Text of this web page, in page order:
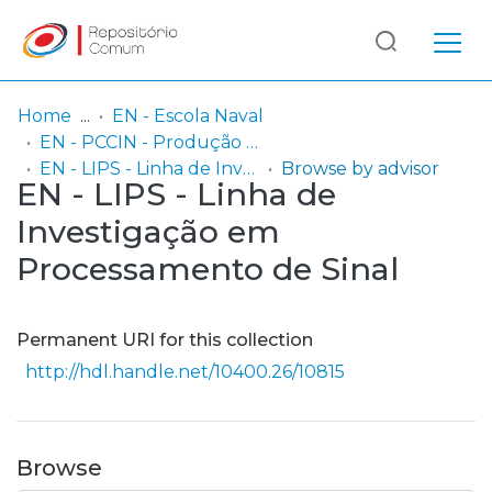
Communities
& Collections
Browse repository
Log
In
(current)
Home
EN - Escola Naval
EN - PCCIN - Produção Científica do Centro de Investigação Naval (CINAV)
EN - LIPS - Linha de Investigação em Processamento de Sinal
Browse by advisor
EN - LIPS - Linha de
Investigação em
Processamento de Sinal
Permanent URI for this collection
http://hdl.handle.net/10400.26/10815
Browse